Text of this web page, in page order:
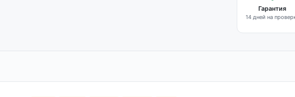
Гарантия
14 дней на